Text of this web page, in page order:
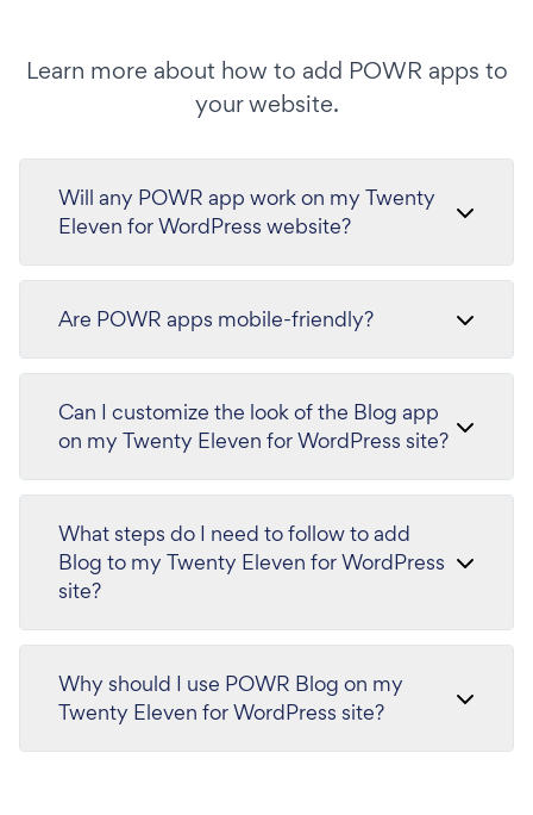
Learn more about how to add POWR apps to
your website.
Will any POWR app work on my Twenty
Eleven for WordPress website?
Are POWR apps mobile-friendly?
Can I customize the look of the Blog app
on my Twenty Eleven for WordPress site?
What steps do I need to follow to add
Blog to my Twenty Eleven for WordPress
site?
Why should I use POWR Blog on my
Twenty Eleven for WordPress site?